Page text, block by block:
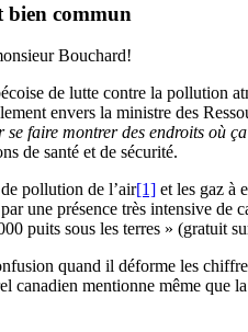
bien commun
Bouchard!
de lutte contre la pollution
envers la ministre des
faire montrer des endroits où
de santé et de sécurité.
pollution de l’air[1] et les gaz à
une présence très intensive de
puits sous les terres »
quand il déforme les
canadien mentionne même que